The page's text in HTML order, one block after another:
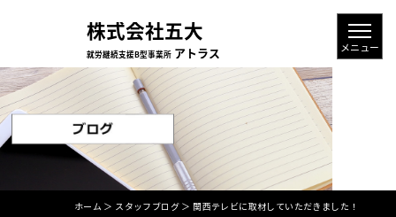
ホーム ＞ スタッフブログ ＞ 関西テレビに取材していただきました！